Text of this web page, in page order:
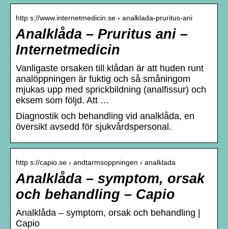
http s://www.internetmedicin.se › analklada-pruritus-ani
Analklåda – Pruritus ani –
Internetmedicin
Vanligaste orsaken till klådan är att huden runt
analöppningen är fuktig och så småningom
mjukas upp med sprickbildning (analfissur) och
eksem som följd. Att …
Diagnostik och behandling vid analklåda, en
översikt avsedd för sjukvårdspersonal.
http s://capio.se › andtarmsoppningen › analklada
Analklåda – symptom, orsak
och behandling – Capio
Analklåda – symptom, orsak och behandling |
Capio